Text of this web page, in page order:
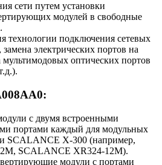
сети путем установки
модулей в свободные
технологии подключения сетевых
электрических портов на
мультимодовых оптических портов
с двумя встроенными
портами каждый для модульных
SCALANCE X-300 (например,
SCALANCE XR324-12M).
модули с портами